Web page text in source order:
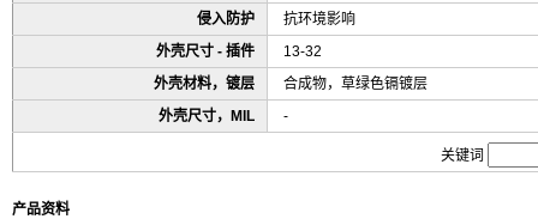
侵入防护
抗环境影响
外壳尺寸 - 插件
13-32
外壳材料，镀层
合成物，草绿色镉镀层
外壳尺寸，MIL
-
关键词
产品资料